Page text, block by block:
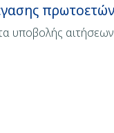
υποβολής